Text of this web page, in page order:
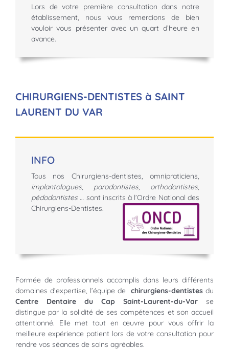
Lors de votre première consultation dans notre
établissement, nous vous remercions de bien
vouloir vous présenter avec un quart d’heure en
avance.
CHIRURGIENS-DENTISTES à SAINT
LAURENT DU VAR
INFO
Tous nos Chirurgiens-dentistes, omnipraticiens,
implantologues, parodontistes, orthodontistes,
pédodontistes … sont inscrits à l’Ordre National des
Chirurgiens-Dentistes.
Formée de professionnels accomplis dans leurs différents
domaines d’expertise, l’équipe dechirurgiens-dentistes du
Centre Dentaire du Cap Saint-Laurent-du-Var se
distingue par la solidité de ses compétences et son accueil
attentionné. Elle met tout en œuvre pour vous offrir la
meilleure expérience patient lors de votre consultation pour
rendre vos séances de soins agréables.